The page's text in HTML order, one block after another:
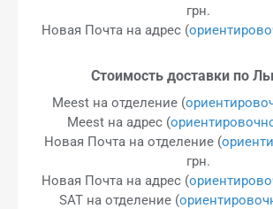
грн.
Новая Почта на адрес (
Стоимость доставки по
Meest на отделение (
Meest на адрес (
Новая Почта на отделение (
грн.
Новая Почта на адрес (
SAT на отделение (